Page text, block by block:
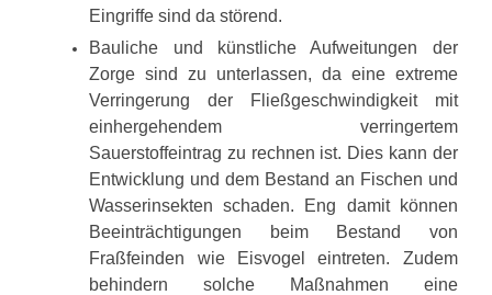
Eingriffe sind da störend.
Bauliche und künstliche Aufweitungen der
Zorge sind zu unterlassen, da eine extreme
Verringerung der Fließgeschwindigkeit mit
einhergehendem verringertem
Sauerstoffeintrag zu rechnen ist. Dies kann der
Entwicklung und dem Bestand an Fischen und
Wasserinsekten schaden. Eng damit können
Beeinträchtigungen beim Bestand von
Fraßfeinden wie Eisvogel eintreten. Zudem
behindern solche Maßnahmen eine